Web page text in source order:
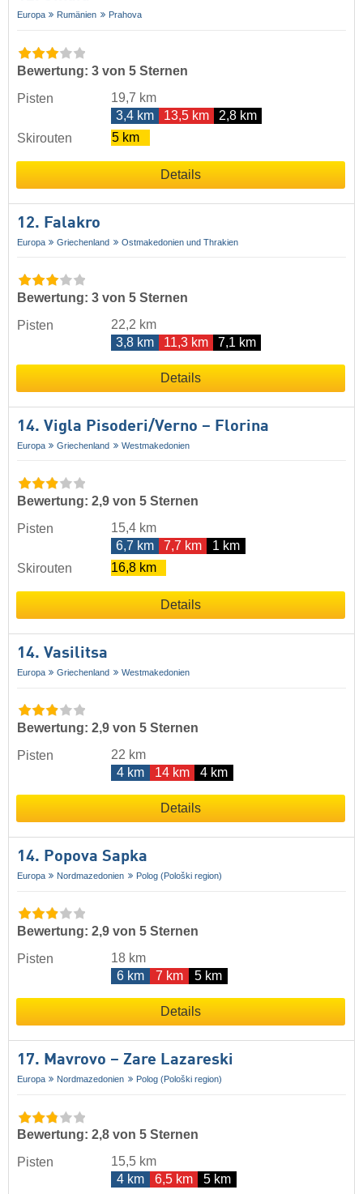
Europa Rumänien Prahova
Bewertung: 3 von 5 Sternen
Pisten
19,7 km
3,4 km
13,5 km
2,8 km
Skirouten
5 km
Details
12. Falakro
Europa Griechenland Ostmakedonien und Thrakien
Bewertung: 3 von 5 Sternen
Pisten
22,2 km
3,8 km
11,3 km 7,1 km
Details
14. Vigla Pisoderi/​Verno – Florina
Europa Griechenland Westmakedonien
Bewertung: 2,9 von 5 Sternen
Pisten
15,4 km
6,7 km
7,7 km
1 km
Skirouten
16,8 km
Details
14. Vasilitsa
Europa Griechenland Westmakedonien
Bewertung: 2,9 von 5 Sternen
Pisten
22 km
4 km
14 km 4 km
Details
14. Popova Sapka
Europa Nordmazedonien Polog (Pološki region)
Bewertung: 2,9 von 5 Sternen
Pisten
18 km
6 km
7 km 5 km
Details
17. Mavrovo – Zare Lazareski
Europa Nordmazedonien Polog (Pološki region)
Bewertung: 2,8 von 5 Sternen
Pisten
15,5 km
4 km
6,5 km 5 km